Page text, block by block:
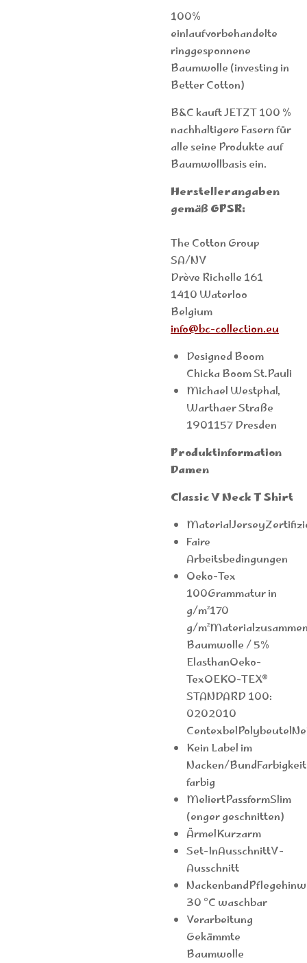
100%
einlaufvorbehandelte
ringgesponnene
Baumwolle (investing in
Better Cotton)
B&C kauft JETZT 100 %
nachhaltigere Fasern für
alle seine Produkte auf
Baumwollbasis ein.
Herstellerangaben
gemäß GPSR:
The Cotton Group
SA/NV
Drève Richelle 161
1410 Waterloo
Belgium
info@bc-collection.eu
Designed Boom
Chicka Boom St.Pauli
Michael Westphal,
Warthaer Straße
1901157 Dresden
Produktinformation
Damen
Classic V Neck T Shirt
Faire
Arbeitsbedingungen
Oeko-Tex
100Grammatur in
g/m²170
g/
Baumwolle / 5%
ElasthanOeko-
TexOEKO-TEX®
STANDARD 100:
0202010
Kein Label im
Nacken/
farbig
MeliertPassformSlim
(enger geschnitten)
ÄrmelKurzarm
Set-InAusschnittV-
Ausschnitt
30 °C waschbar
Verarbeitung
Gekämmte
Baumwolle